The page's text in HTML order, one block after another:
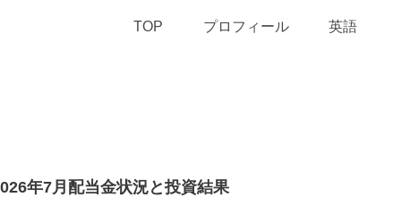
TOP プロフィール 英語
年7月配当金状況と投資結果